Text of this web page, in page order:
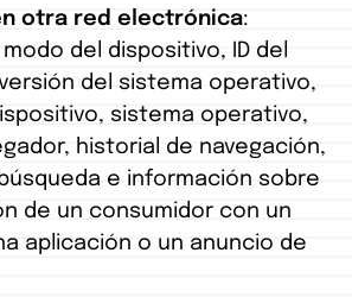
otra red electrónica:
del dispositivo, ID del
del sistema operativo,
sistema operativo,
historial de navegación,
e información sobre
de un consumidor con un
aplicación o un anuncio de